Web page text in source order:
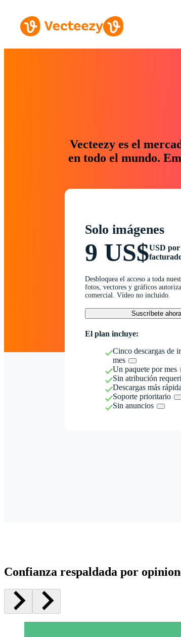
Vecteezy es el
en todo el mundo.
Solo imágenes
9 US$USD por
Desbloquea el acceso a toda
fotos, vectores y gráficos
comercial. Vídeo no incluido.
Suscríbete ahora
El plan incluye:
Cinco descargas de
mes
Un paquete por mes
Sin atribución
Descargas más
Soporte prioritario
Sin anuncios
Confianza respaldada por